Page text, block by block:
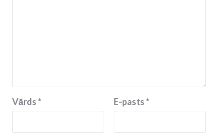
Vārds* E-pasts*